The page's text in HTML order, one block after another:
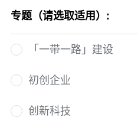
专题（请选取适用）:
「一带一路」建设
初创企业
创新科技